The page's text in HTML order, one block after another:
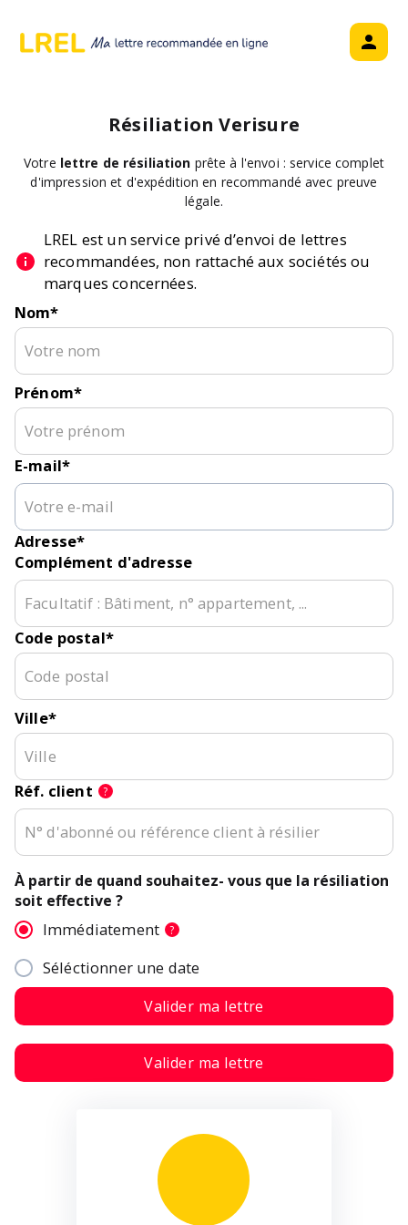
Résiliation Verisure
Votre lettre de résiliation prête à l'envoi : service complet
d'impression et d'expédition en recommandé avec preuve
légale.
LREL est un service privé d’envoi de lettres
recommandées, non rattaché aux sociétés ou
marques concernées.
Nom*
Prénom*
E-mail*
Adresse*
Complément d'adresse
Code postal*
Ville*
Réf. client ?
À partir de quand souhaitez- vous que la résiliation
soit effective ?
Immédiatement ?
Séléctionner une date
Valider ma lettre
Objet : Résiliation de mon contrat
Valider ma lettre